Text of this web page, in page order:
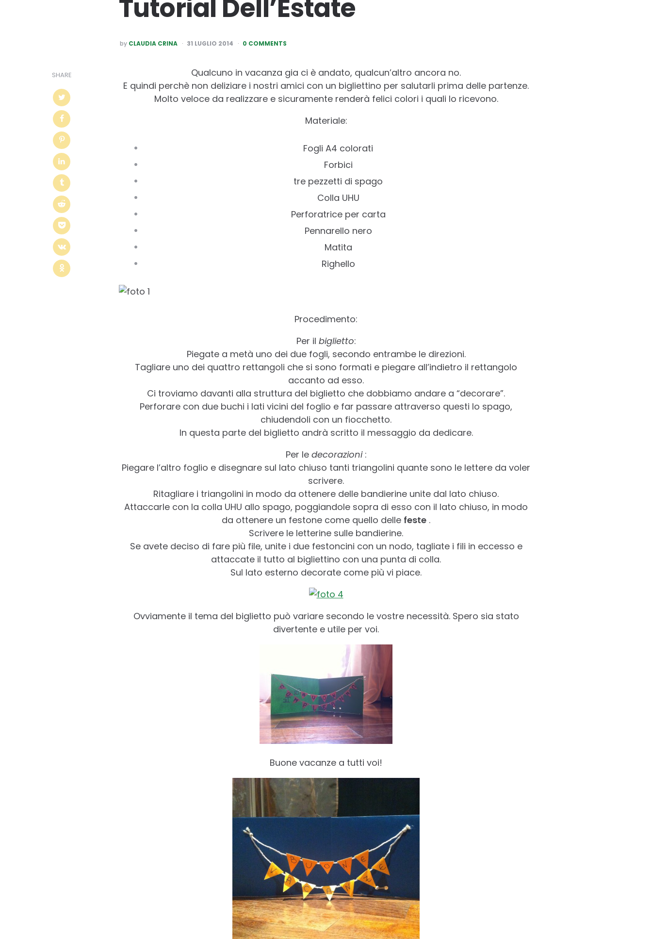
Tutorial Dell’Estate
POSTED
BY
by CLAUDIA CRINA 31 LUGLIO 2014 0 COMMENTS
SHARE
Qualcuno in vacanza gia ci è andato, qualcun’altro ancora no.
E quindi perchè non deliziare i nostri amici con un bigliettino per salutarli prima delle partenze.
Molto veloce da realizzare e sicuramente renderà felici colori i quali lo ricevono.
Materiale:
Fogli A4 colorati
Forbici
tre pezzetti di spago
Colla UHU
Perforatrice per carta
Pennarello nero
Matita
Righello
Procedimento:
Per il biglietto:
Piegate a metà uno dei due fogli, secondo entrambe le direzioni.
Tagliare uno dei quattro rettangoli che si sono formati e piegare all’indietro il rettangolo
accanto ad esso.
Ci troviamo davanti alla struttura del biglietto che dobbiamo andare a “decorare”.
Perforare con due buchi i lati vicini del foglio e far passare attraverso questi lo spago,
chiudendoli con un fiocchetto.
In questa parte del biglietto andrà scritto il messaggio da dedicare.
Per le decorazioni:
Piegare l’altro foglio e disegnare sul lato chiuso tanti triangolini quante sono le lettere da voler
scrivere.
Ritagliare i triangolini in modo da ottenere delle bandierine unite dal lato chiuso.
Attaccarle con la colla UHU allo spago, poggiandole sopra di esso con il lato chiuso, in modo
da ottenere un festone come quello delle feste .
Scrivere le letterine sulle bandierine.
Se avete deciso di fare più file, unite i due festoncini con un nodo, tagliate i fili in eccesso e
attaccate il tutto al bigliettino con una punta di colla.
Sul lato esterno decorate come più vi piace.
Ovviamente il tema del biglietto può variare secondo le vostre necessità. Spero sia stato
divertente e utile per voi.
Buone vacanze a tutti voi!